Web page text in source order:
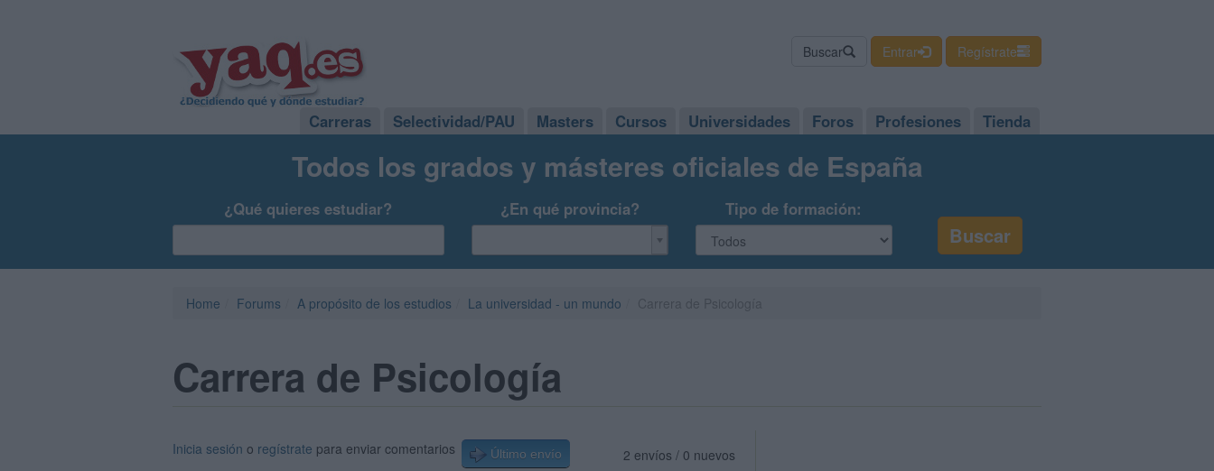
Buscar Entrar Regístrate
Carreras Selectividad/PAU Masters Cursos Universidades Foros Profesiones Tienda
Todos los grados y másteres oficiales de España
¿Qué quieres estudiar? ¿En qué provincia? Tipo de formación:
Home Forums A propósito de los estudios La universidad - un mundo
Carrera de Psicología
2 envíos / 0 nuevos
Inicia sesión o regístrate para enviar comentarios Último envío